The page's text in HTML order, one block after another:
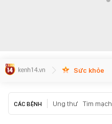
Sức khỏe
CÁC BỆNH Ung thư Tim mạch